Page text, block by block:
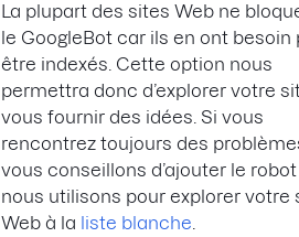
La plupart des sites Web ne
le GoogleBot car ils en ont besoin
être indexés. Cette option nous
permettra donc d’explorer votre
vous fournir des idées. Si vous
rencontrez toujours des
vous conseillons d’ajouter le
nous utilisons pour explorer votre
Web à la liste blanche